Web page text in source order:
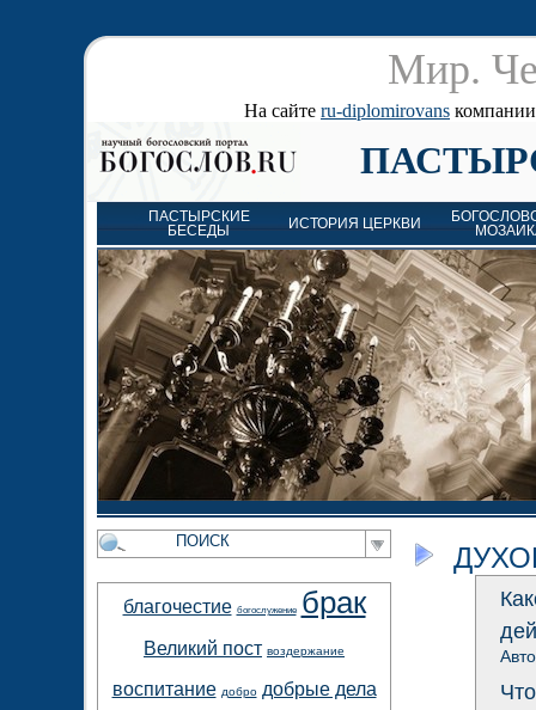
Мир.
На сайте ru-diplomirovans компании
ПАСТЫРСКИЕ
БЕСЕДЫ
ИСТОРИЯ ЦЕРКВИ
благочестие богослужение брак
Великий пост воздержание
воспитание добро добрые дела